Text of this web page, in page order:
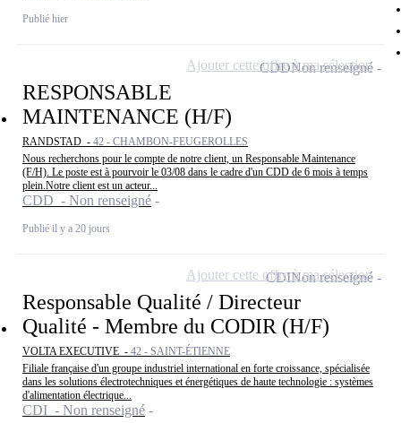
Publié hier
RESPONSABLE
MAINTENANCE (H/F)
RANDSTAD - 42 - CHAMBON-FEUGEROLLES
Nous recherchons pour le compte de notre client, un Responsable Maintenance
(F/H). Le poste est à pourvoir le 03/08 dans le cadre d'un CDD de 6 mois à temps
plein.Notre client est un acteur...
CDD - Non renseigné
Publié il y a 20 jours
CDDNon renseigné
Ajouter cette offre à ma sélection
Responsable Qualité / Directeur
Qualité - Membre du CODIR (H/F)
VOLTA EXECUTIVE - 42 - SAINT-ÉTIENNE
Filiale française d'un groupe industriel international en forte croissance, spécialisée
dans les solutions électrotechniques et énergétiques de haute technologie : systèmes
d'alimentation électrique...
CDI - Non renseigné
CDINon renseigné
Ajouter cette offre à ma sélection